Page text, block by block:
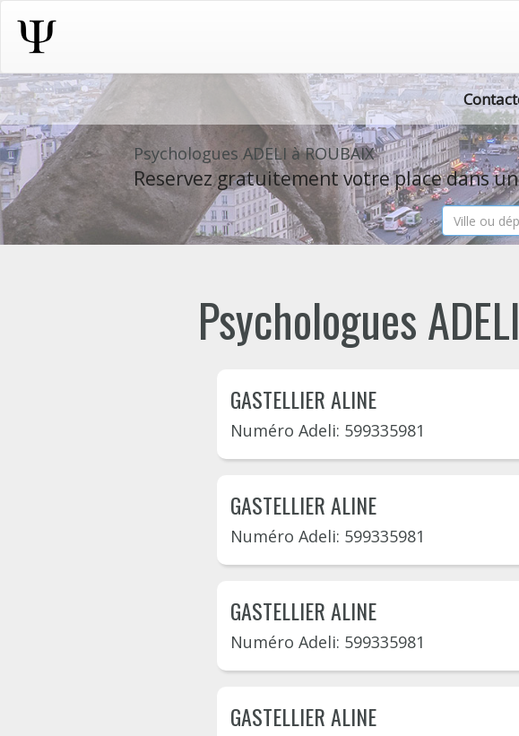
Psychologues ADELI à ROUBAIX
Reservez gratuitement votre place dans
Psychologues
GASTELLIER ALINE
Numéro Adeli: 599335981
GASTELLIER ALINE
Numéro Adeli: 599335981
GASTELLIER ALINE
Numéro Adeli: 599335981
GASTELLIER ALINE